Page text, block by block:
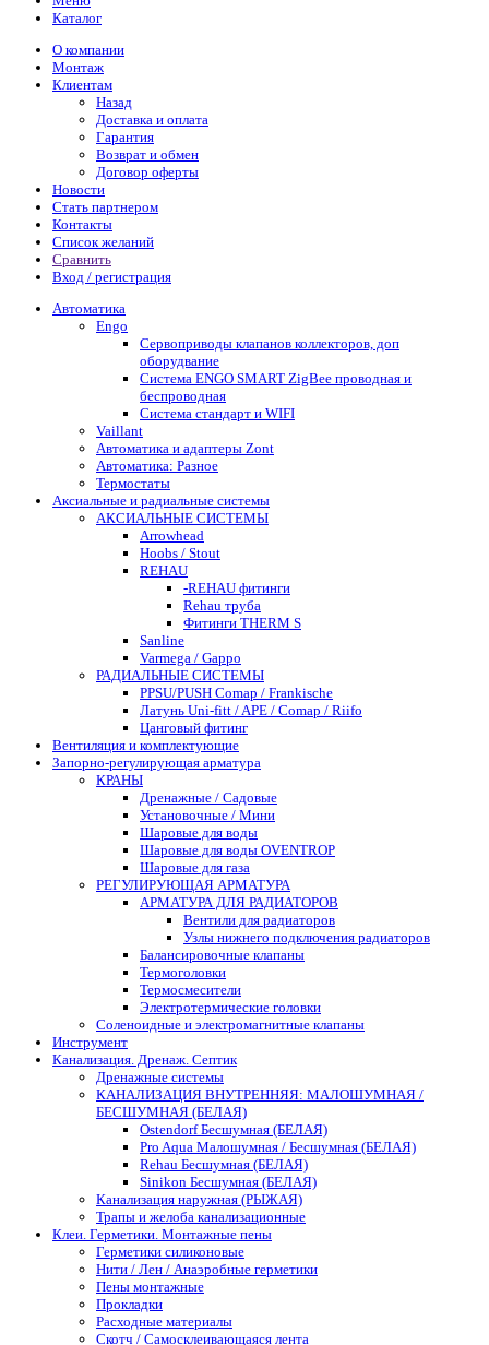
Каталог
О компании
Монтаж
Клиентам
Назад
Доставка и оплата
Гарантия
Возврат и обмен
Договор оферты
Новости
Стать партнером
Контакты
Список желаний
Сравнить
Вход / регистрация
Автоматика
Engo
Сервоприводы клапанов коллекторов, доп
оборудвание
Система ENGO SMART ZigBee проводная и
беспроводная
Система стандарт и WIFI
Vaillant
Автоматика и адаптеры Zont
Автоматика: Разное
Термостаты
Аксиальные и радиальные системы
АКСИАЛЬНЫЕ СИСТЕМЫ
Arrowhead
Hoobs / Stout
REHAU
-REHAU фитинги
Rehau труба
Фитинги THERM S
Sanline
Varmega / Gappo
РАДИАЛЬНЫЕ СИСТЕМЫ
PPSU/PUSH Comap / Frankische
Латунь Uni-fitt / APE / Comap / Riifo
Цанговый фитинг
Вентиляция и комплектующие
Запорно-регулирующая арматура
КРАНЫ
Дренажные / Садовые
Установочные / Мини
Шаровые для воды
Шаровые для воды OVENTROP
Шаровые для газа
РЕГУЛИРУЮЩАЯ АРМАТУРА
АРМАТУРА ДЛЯ РАДИАТОРОВ
Вентили для радиаторов
Узлы нижнего подключения радиаторов
Балансировочные клапаны
Термоголовки
Термосмесители
Электротермические головки
Соленоидные и электромагнитные клапаны
Инструмент
Канализация. Дренаж. Септик
Дренажные системы
КАНАЛИЗАЦИЯ ВНУТРЕННЯЯ: МАЛОШУМНАЯ /
БЕСШУМНАЯ (БЕЛАЯ)
Ostendorf Бесшумная (БЕЛАЯ)
Pro Aqua Малошумная / Бесшумная (БЕЛАЯ)
Rehau Бесшумная (БЕЛАЯ)
Sinikon Бесшумная (БЕЛАЯ)
Канализация наружная (РЫЖАЯ)
Трапы и желоба канализационные
Клеи. Герметики. Монтажные пены
Герметики силиконовые
Нити / Лен / Анаэробные герметики
Пены монтажные
Прокладки
Расходные материалы
Скотч / Самосклеивающаяся лента